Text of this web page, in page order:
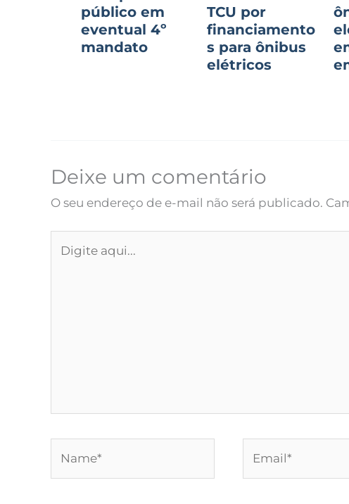
público em
eventual 4º
mandato
TCU por
financiamento
s para ônibus
elétricos
Deixe um comentário
O seu endereço de e-mail não será publicado.
aqui...